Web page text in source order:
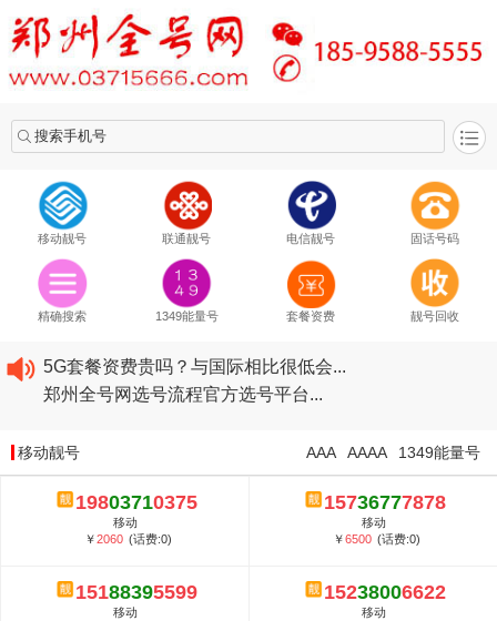
搜索手机号
移动靓号 联通靓号 电信靓号 固话号码
精确搜索 1349能量号 套餐资费 靓号回收
2020​移动最新套餐资费...
2020​联通最新套餐资费...
5G套餐资费贵吗？与国际相比很低会...
郑州全号网选号流程官方选号平台...
2020​联通最新套餐资费...
2020​电信最新套餐资费...
5G套餐资费贵吗？与国际相比很低会...
郑州全号网选号流程官方选号平台...
移动靓号 1349能量号
AAAA
AAA
19803710375
移动
￥2060 (话费:0)
15736777878
移动
￥6500 (话费:0)
15188395599
移动
15238006622
移动